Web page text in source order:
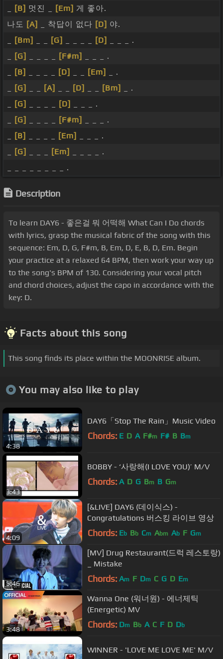
[B] 멋진 _ [Em] 게 좋아.
나도 [A] _ 착답이 없다 [D] 야.
[Bm] [G] [D]
_ _ _ .
[G] [F#m]
_ _ _ .
[B] [D] [Em]
_ .
[G] [A] [D] [Bm]
_ .
[G] [D]
_ _ _ .
[G] [F#m]
_ _ _ .
[B] [Em]
_ _ _ .
[G] [Em]
_ _ _ _ .
_ _ _ _ _ _ _ _ .
Description
To learn DAY6 - 좋은걸 뭐 어떡해 What Can I Do chords
with lyrics, grasp the musical fabric of the song with this
sequence: Em, D, G, F#m, B, Em, D, E, B, D, Em. Begin
your practice at a relaxed 64 BPM, then work your way up
to the song's BPM of 130. Considering your vocal pitch
and chord choices, adjust the capo in accordance with the
key: D.
Facts about this song
This song finds its place within the MOONRISE album.
You may also like to play
4:38
DAY6「Stop The Rain」Music Video
Chords: E D A F#m F# B Bm
3:43
BOBBY - ‘사랑해(I LOVE YOU)’ M/V
Chords: A D G Bm B Gm
4:09
[&LIVE] DAY6 (데이식스) -
Congratulations 버스킹 라이브 영상
Chords: Eb Bb Cm Abm Ab F Gm
5:46
[MV] Drug Restaurant(드럭 레스토랑)
_ Mistake
Chords: Am F Dm C G D Em
3:48
Wanna One (워너원) - 에너제틱
(Energetic) MV
Chords: Dm Bb A C F D Db
WINNER - 'LOVE ME LOVE ME' M/V